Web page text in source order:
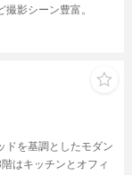
撮影シーン豊富。
ドを基調としたモダン
はキッチンとオフィ